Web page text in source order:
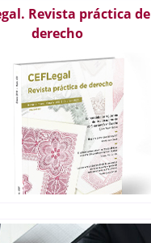
Revista práctica de
derecho